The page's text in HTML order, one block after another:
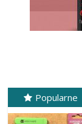
Popularne